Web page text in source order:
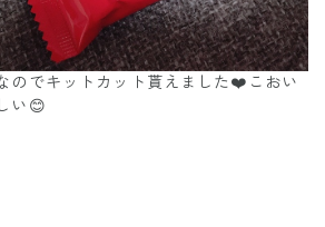
のでキットカット貰えました❤️こおい
い😊